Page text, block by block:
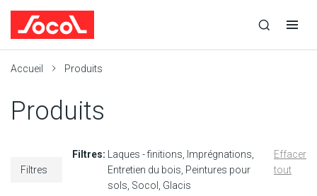
recherche
recherche
navigation
Accueil Produits
Produits
Filtres
Filtres: Laques - finitions
Imprégnations
Entretien du bois Peintures pour
sols Socol Glacis
Effacer
tout